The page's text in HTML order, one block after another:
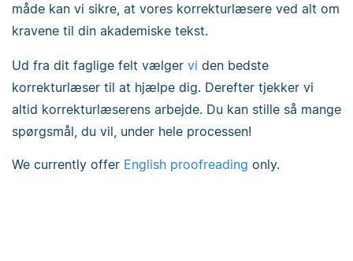
måde kan vi sikre, at vores korrekturlæsere ved alt om
kravene til din akademiske tekst.
Ud fra dit faglige felt vælger vi den bedste
korrekturlæser til at hjælpe dig. Derefter tjekker vi
altid korrekturlæserens arbejde. Du kan stille så mange
spørgsmål, du vil, under hele processen!
We currently offer English proofreading only.